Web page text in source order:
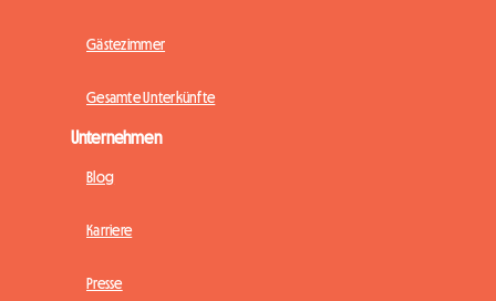
Gästezimmer
Gesamte Unterkünfte
Unternehmen
Blog
Karriere
Presse